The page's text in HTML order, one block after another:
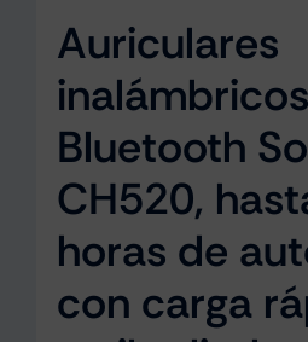
Auriculares
inalámbricos
Bluetooth
CH520,
horas de
con carga